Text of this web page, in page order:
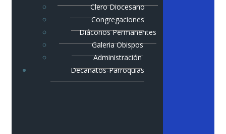
Clero Diocesano
Congregaciones
Diáconos Permanentes
Galeria Obispos
Administración
Decanatos-Parroquias